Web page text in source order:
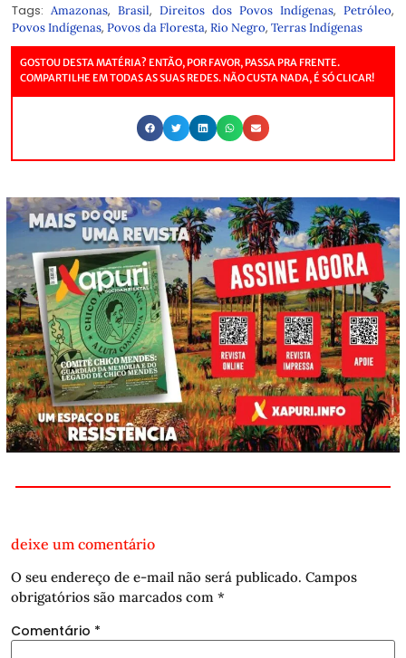
Tags: Amazonas, Brasil, Direitos dos Povos Indígenas, Petróleo,
Povos Indígenas, Povos da Floresta, Rio Negro, Terras Indígenas
GOSTOU DESTA MATÉRIA? ENTÃO, POR FAVOR, PASSA PRA FRENTE.
COMPARTILHE EM TODAS AS SUAS REDES. NÃO CUSTA NADA, É SÓ CLICAR!
deixe um comentário
O seu endereço de e-mail não será publicado. Campos
obrigatórios são marcados com *
Comentário *